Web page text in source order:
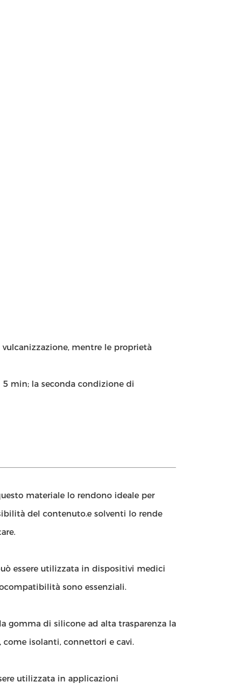
mentre le proprietà
5 min; la seconda condizione di
materiale lo rendono ideale per
del contenuto.e solventi lo rende
essere utilizzata in dispositivi medici
sono essenziali.
gomma di silicone ad alta trasparenza la
isolanti, connettori e cavi.
utilizzata in applicazioni